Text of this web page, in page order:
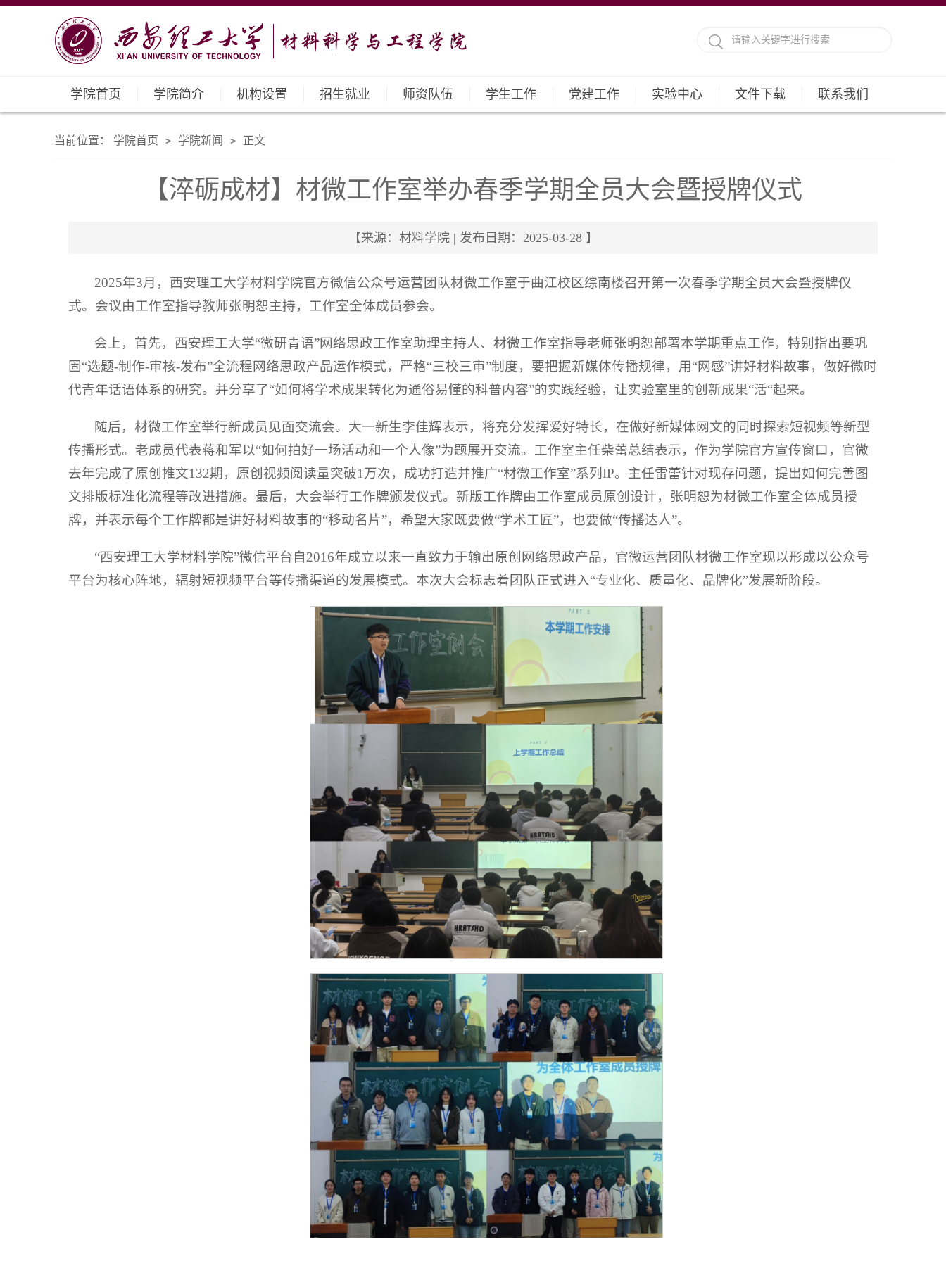
学院首页 学院简介 机构设置 招生就业 师资队伍 学生工作 党建工作 实验中心 文件下载 联系我们
当前位置： 学院首页 > 学院新闻 > 正文
【淬砺成材】材微工作室举办春季学期全员大会暨授牌仪式
【来源：材料学院 | 发布日期：2025-03-28 】
2025年3月，西安理工大学材料学院官方微信公众号运营团队材微工作室于曲江校区综南楼召开第一次春季学期全员大会暨授牌仪
式。会议由工作室指导教师张明恕主持，工作室全体成员参会。
会上，首先，西安理工大学“微研青语”网络思政工作室助理主持人、材微工作室指导老师张明恕部署本学期重点工作，特别指出要巩
固“选题-制作-审核-发布”全流程网络思政产品运作模式，严格“三校三审”制度，要把握新媒体传播规律，用“网感”讲好材料故事，做好微时
代青年话语体系的研究。并分享了“如何将学术成果转化为通俗易懂的科普内容”的实践经验，让实验室里的创新成果“活“起来。
随后，材微工作室举行新成员见面交流会。大一新生李佳辉表示，将充分发挥爱好特长，在做好新媒体网文的同时探索短视频等新型
传播形式。老成员代表蒋和军以“如何拍好一场活动和一个人像”为题展开交流。工作室主任柴蕾总结表示，作为学院官方宣传窗口，官微
去年完成了原创推文132期，原创视频阅读量突破1万次，成功打造并推广“材微工作室”系列IP。主任雷蕾针对现存问题，提出如何完善图
文排版标准化流程等改进措施。最后，大会举行工作牌颁发仪式。新版工作牌由工作室成员原创设计，张明恕为材微工作室全体成员授
牌，并表示每个工作牌都是讲好材料故事的“移动名片”，希望大家既要做“学术工匠”，也要做“传播达人”。
“西安理工大学材料学院”微信平台自2016年成立以来一直致力于输出原创网络思政产品，官微运营团队材微工作室现以形成以公众号
平台为核心阵地，辐射短视频平台等传播渠道的发展模式。本次大会标志着团队正式进入“专业化、质量化、品牌化”发展新阶段。